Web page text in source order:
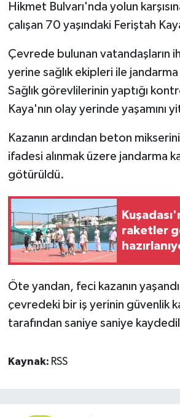
Hikmet Bulvarı'nda yolun
çalışan 70 yaşındaki Feriştah
Çevrede bulunan vatandaşların
yerine sağlık ekipleri ile
Sağlık görevlilerinin yaptığı
Kaya'nın olay yerinde yaşamını
Kazanın ardından beton
ifadesi alınmak üzere jandarma
götürüldü.
raketler
Öte yandan, feci kazanın
çevredeki bir iş yerinin güvenlik
tarafından saniye saniye
Kaynak: RSS